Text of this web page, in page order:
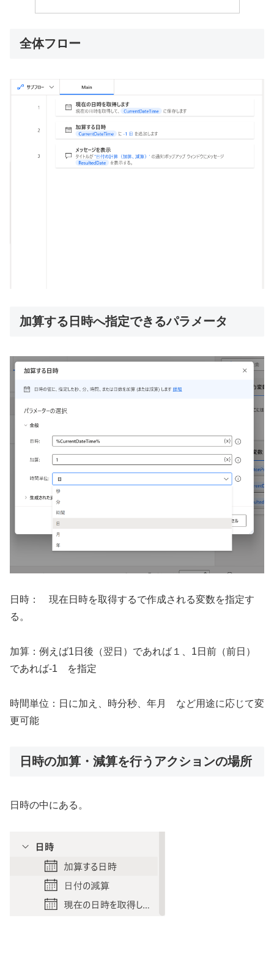
全体フロー
加算する日時へ指定できるパラメータ
日時： 現在日時を取得するで作成される変数を指定す
る。
加算：例えば1日後（翌日）であれば１、1日前（前日）
であれば-1 を指定
時間単位：日に加え、時分秒、年月 など用途に応じて変
更可能
日時の加算・減算を行うアクションの場所
日時の中にある。